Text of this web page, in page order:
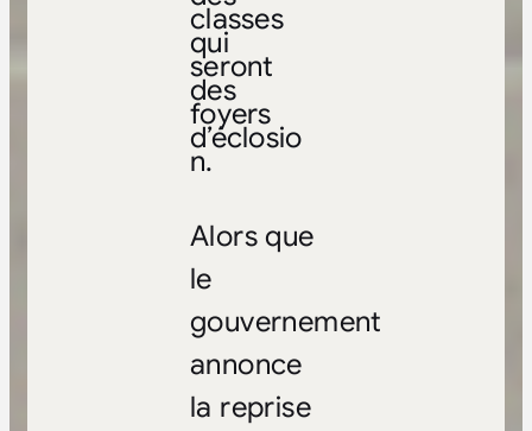
classes
qui
seront
des
foyers
d’éclosio
n.
Alors que
le
gouvernement
annonce
la reprise